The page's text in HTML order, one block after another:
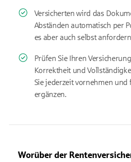
Versicherten wird das
Abständen automatisch per
es aber auch selbst
Prüfen Sie Ihren
Korrektheit und
Sie jederzeit vornehmen und
ergänzen.
Worüber der